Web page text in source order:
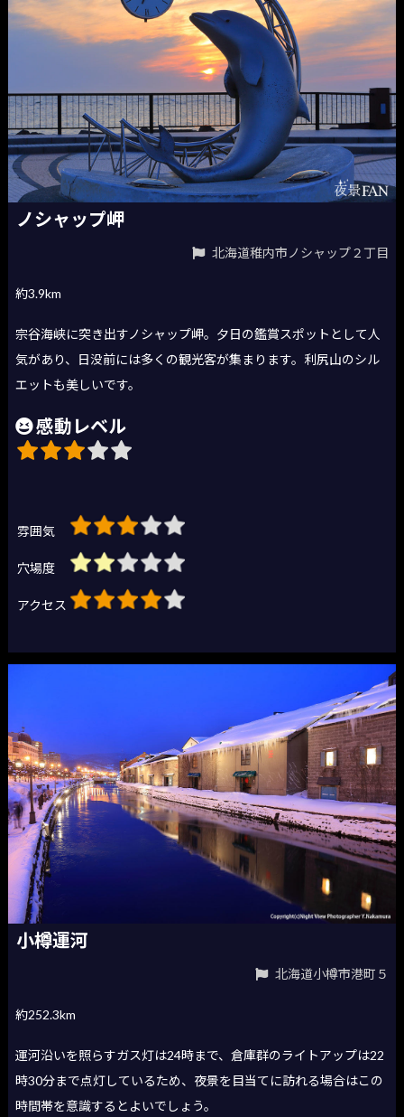
ノシャップ岬
北海道稚内市ノシャップ２丁目
約3.9km
宗谷海峡に突き出すノシャップ岬。夕日の鑑賞スポットとして人
気があり、日没前には多くの観光客が集まります。利尻山のシル
エットも美しいです。
感動レベル
雰囲気
穴場度
アクセス
小樽運河
北海道小樽市港町５
約252.3km
運河沿いを照らすガス灯は24時まで、倉庫群のライトアップは22
時30分まで点灯しているため、夜景を目当てに訪れる場合はこの
時間帯を意識するとよいでしょう。